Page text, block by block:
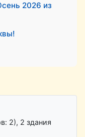
2026 из
2), 2 здания